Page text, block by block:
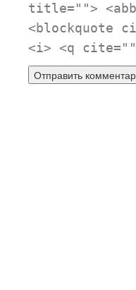
title="">
<blockquote
<i> <q